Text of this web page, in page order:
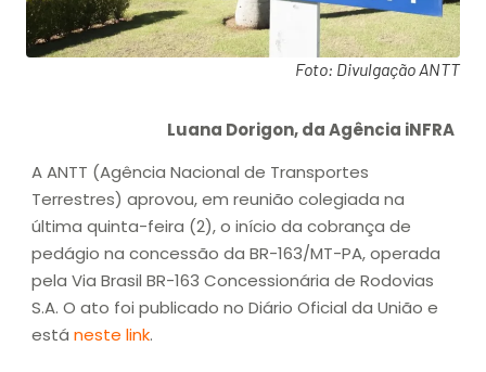
Foto: Divulgação ANTT
Luana Dorigon, da Agência iNFRA
A ANTT (Agência Nacional de Transportes
Terrestres) aprovou, em reunião colegiada na
última quinta-feira (2), o início da cobrança de
pedágio na concessão da BR-163/MT-PA, operada
pela Via Brasil BR-163 Concessionária de Rodovias
S.A. O ato foi publicado no Diário Oficial da União e
está neste link.